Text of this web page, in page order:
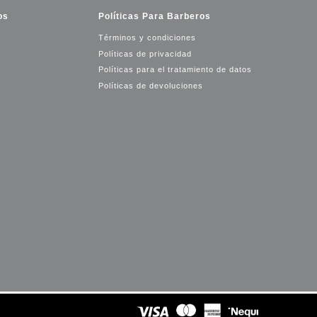
Políticas Para Barberos
Términos y condiciones
Políticas de privacidad
Políticas para el tratamiento de datos
Políticas de devoluciones